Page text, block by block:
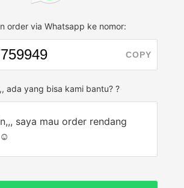
order via Whatsapp ke nomor:
COPY
ada yang bisa kami bantu? ?
saya mau order rendang